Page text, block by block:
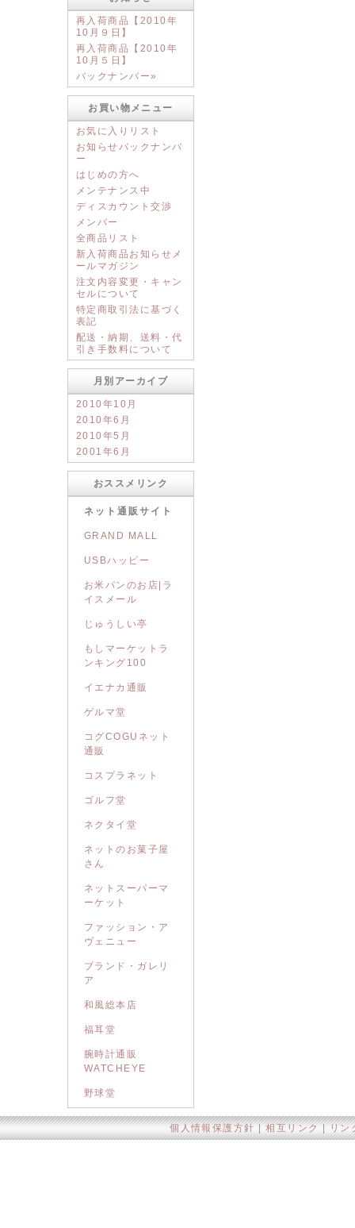
再入荷商品【2010年
10月９日】
再入荷商品【2010年
10月５日】
バックナンバー»
お買い物メニュー
お気に入りリスト
お知らせバックナンバ
ー
はじめの方へ
メンテナンス中
ディスカウント交渉
メンバー
全商品リスト
新入荷商品お知らせメ
ールマガジン
注文内容変更・キャン
セルについて
特定商取引法に基づく
表記
配送・納期、送料・代
引き手数料について
月別アーカイブ
2010年10月
2010年6月
2010年5月
2001年6月
おススメリンク
ネット通販サイト
GRAND MALL
USBハッピー
お米パンのお店|ラ
イスメール
じゅうしい亭
もしマーケットラ
ンキング100
イエナカ通販
ゲルマ堂
コグCOGUネット
通販
コスプラネット
ゴルフ堂
ネクタイ堂
ネットのお菓子屋
さん
ネットスーパーマ
ーケット
ファッション・ア
ヴェニュー
ブランド・ガレリ
ア
和風総本店
福耳堂
腕時計通販
WATCHEYE
野球堂
個人情報保護方針 |相互リンク リン